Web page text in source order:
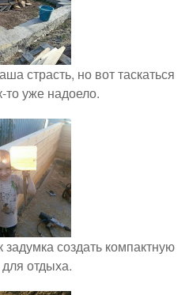
страсть, но вот таскаться
то уже надоело.
создать компактную
отдыха.